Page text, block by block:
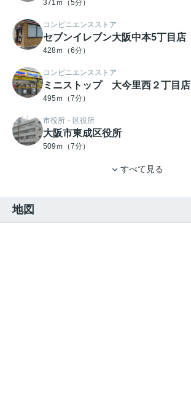
371ｍ（5分）
コンビニエンスストア
セブンイレブン大阪中本5丁目店
428ｍ（6分）
コンビニエンスストア
ミニストップ 大今里西２丁目店
495ｍ（7分）
市役所・区役所
大阪市東成区役所
509ｍ（7分）
すべて見る
地図